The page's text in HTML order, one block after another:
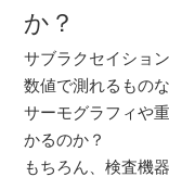
か？
サブラクセイショ
数値で測れるもの
サーモグラフィや
かるのか？
もちろん、検査機